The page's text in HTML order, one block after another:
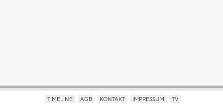
TIMELINE AGB KONTAKT IMPRESSUM TV